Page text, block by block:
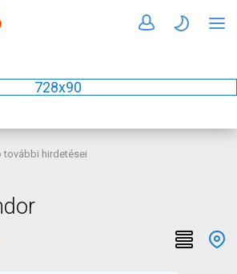
728x90
további hirdetései